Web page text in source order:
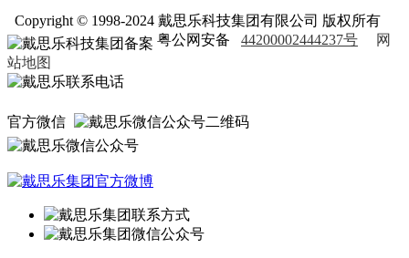
Copyright © 1998-2024 戴思乐科技集团有限公司 版权所有
粤公网安备 44200002444237号
网
站地图
官方微信